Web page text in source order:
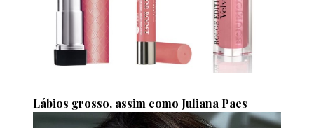
Lábios grosso, assim como Juliana Paes